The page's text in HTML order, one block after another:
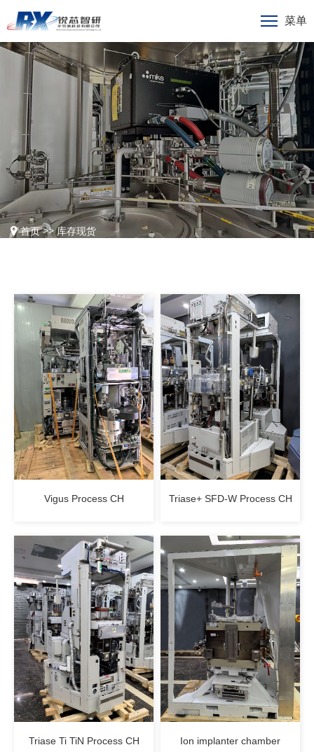
菜单
首页>>库存现货
Vigus Process CH Triase+ SFD-W Process CH
Triase Ti TiN Process CH Ion implanter chamber